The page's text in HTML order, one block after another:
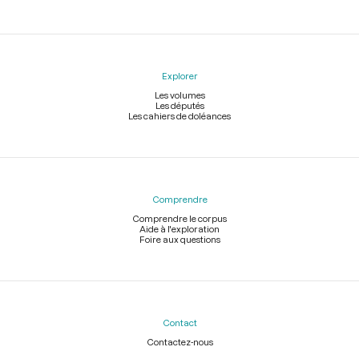
Explorer
Les volumes
Les députés
Les cahiers de doléances
Comprendre
Comprendre le corpus
Aide à l'exploration
Foire aux questions
Contact
Contactez-nous